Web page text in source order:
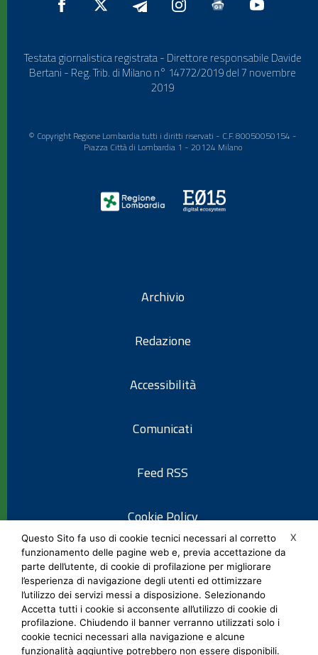
Testata giornalistica registrata - Direttore responsabile Davide
Bertani - Reg. Trib. di Milano n° 14772/2019 del 7 novembre
2019
© Copyright Regione Lombardia tutti i diritti riservati - C.F. 80050050154 -
Piazza Città di Lombardia 1 - 20124 Milano
Archivio
Redazione
Accessibilità
Comunicati
Feed RSS
Cookie Policy
Informativa privacy
Note legali
Social Media Policy
X
Questo Sito fa uso di cookie tecnici necessari al corretto
funzionamento delle pagine web e, previa accettazione da
parte dell’utente, di cookie di profilazione per migliorare
l’esperienza di navigazione degli utenti ed ottimizzare
l’utilizzo dei servizi messi a disposizione. Selezionando
Accetta tutti i cookie si acconsente all’utilizzo di cookie di
profilazione. Chiudendo il banner verranno utilizzati solo i
cookie tecnici necessari alla navigazione e alcune
funzionalità aggiuntive potrebbero non essere disponibili.